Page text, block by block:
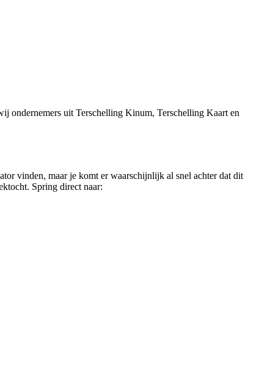
ondernemers uit Terschelling Kinum, Terschelling Kaart en
vinden, maar je komt er waarschijnlijk al snel achter dat dit
Spring direct naar: